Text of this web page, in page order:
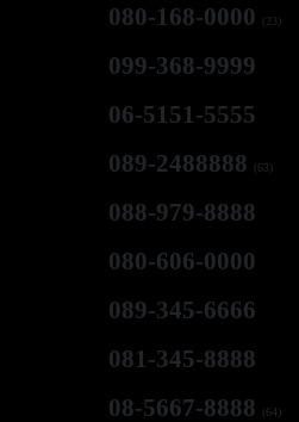
080-168-0000 (23)
099-368-9999
06-5151-5555
089-2488888 (63)
088-979-8888
080-606-0000
089-345-6666
081-345-8888
08-5667-8888 (64)